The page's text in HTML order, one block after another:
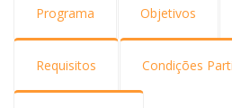
Programa Objetivos
Requisitos Condições